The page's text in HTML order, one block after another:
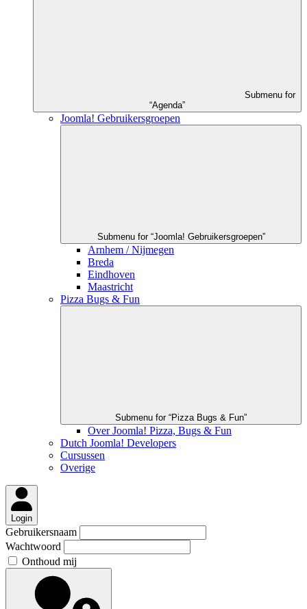
Submenu for
“Agenda”
Joomla! Gebruikersgroepen
Submenu for “Joomla! Gebruikersgroepen”
Arnhem / Nijmegen
Breda
Eindhoven
Maastricht
Pizza Bugs & Fun
Submenu for “Pizza Bugs & Fun”
Over Joomla! Pizza, Bugs & Fun
Dutch Joomla! Developers
Cursussen
Overige
Login
Gebruikersnaam
Wachtwoord
Onthoud mij